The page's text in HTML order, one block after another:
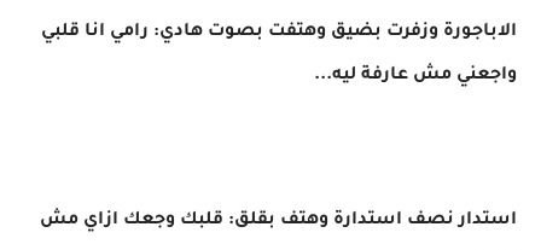
الاباجورة وزفرت بضيق وهتفت بصوت هادي: رامي انا قلبي
واجعني مش عارفة ليه...
استدار نصف استدارة وهتف بقلق: قلبك وجعك ازاي مش